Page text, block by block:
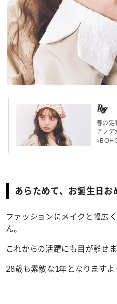
春の定
アプデ
あらためて、お誕生日
ファッションにメイクと幅広
ん。
これからの活躍にも目が離せま
28歳も素敵な1年となります